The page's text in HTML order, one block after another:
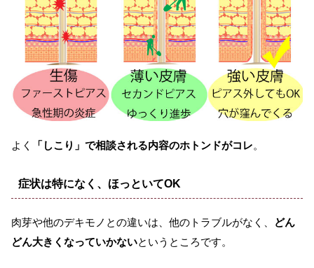
よく 「しこり」で相談される内容のホトンドがコレ。
症状は特になく、ほっといてOK
肉芽や他のデキモノとの違いは、他のトラブルがなく、
どん
どん大きくなっていかないというところです。